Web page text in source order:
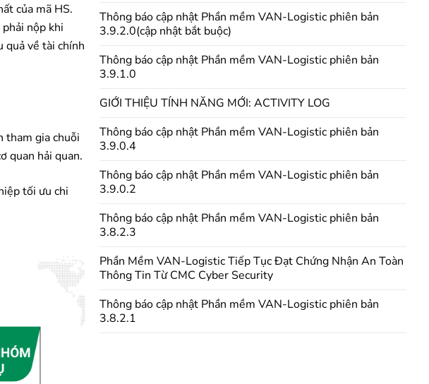
của mã HS.
nộp khi
quả về tài chính
tham gia chuỗi
quan hải quan.
tối ưu chi
Thông báo cập nhật Phần mềm VAN-Logistic phiên bản
3.9.2.0(cập nhật bắt buộc)
Thông báo cập nhật Phần mềm VAN-Logistic phiên bản
3.9.1.0
GIỚI THIỆU TÍNH NĂNG MỚI: ACTIVITY LOG
Thông báo cập nhật Phần mềm VAN-Logistic phiên bản
3.9.0.4
Thông báo cập nhật Phần mềm VAN-Logistic phiên bản
3.9.0.2
Thông báo cập nhật Phần mềm VAN-Logistic phiên bản
3.8.2.3
Phần Mềm VAN-Logistic Tiếp Tục Đạt Chứng Nhận An Toàn
Thông Tin Từ CMC Cyber Security
Thông báo cập nhật Phần mềm VAN-Logistic phiên bản
3.8.2.1